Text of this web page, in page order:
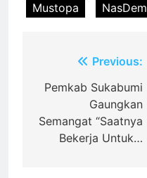
Mustopa
NasDem
navigation
Previous:
Pemkab Sukabumi
Gaungkan
Semangat “Saatnya
Bekerja Untuk…